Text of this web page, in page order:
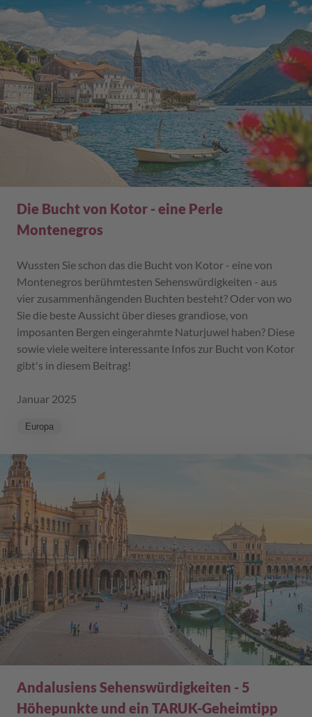
Die Bucht von Kotor - eine Perle
Montenegros
Wussten Sie schon das die Bucht von Kotor - eine von
Montenegros berühmtesten Sehenswürdigkeiten - aus
vier zusammenhängenden Buchten besteht? Oder von wo
Sie die beste Aussicht über dieses grandiose, von
imposanten Bergen eingerahmte Naturjuwel haben? Diese
sowie viele weitere interessante Infos zur Bucht von Kotor
gibt's in diesem Beitrag!
Januar 2025
Europa
Andalusiens Sehenswürdigkeiten - 5
Höhepunkte und ein TARUK-Geheimtipp